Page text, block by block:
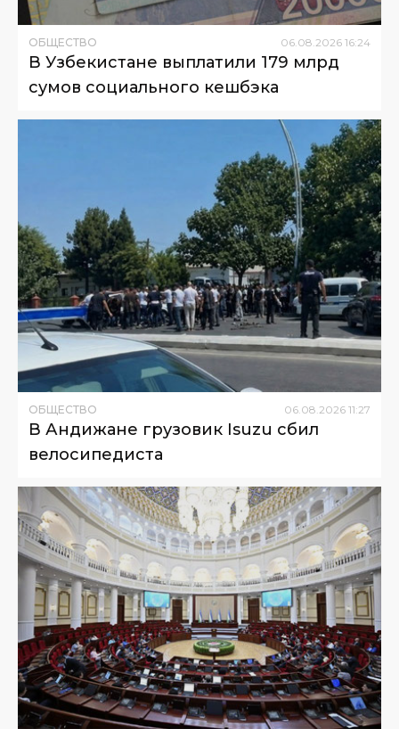
ОБЩЕСТВО 06.08.2026 16:24
В Узбекистане выплатили 179 млрд
сумов социального кешбэка
ОБЩЕСТВО 06.08.2026 11:27
В Андижане грузовик Isuzu сбил
велосипедиста